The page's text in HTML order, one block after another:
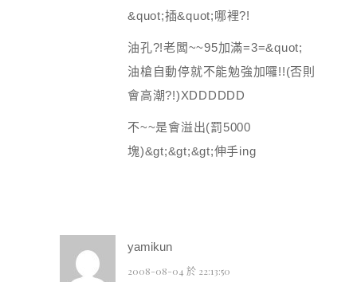
&quot;插&quot;哪裡?!
油孔?!老闆~~95加滿=3=&quot;
油槍自動停就不能勉強加囉!!(否則
會高潮?!)XDDDDDD
不~~是會溢出(罰5000
塊)&gt;&gt;&gt;伸手ing
yamikun
2008-08-04 於 22:13:50